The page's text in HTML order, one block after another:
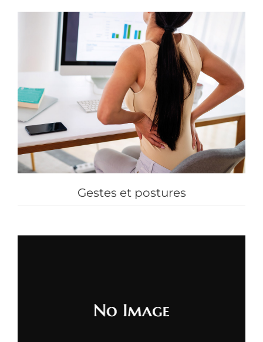
Gestes et postures